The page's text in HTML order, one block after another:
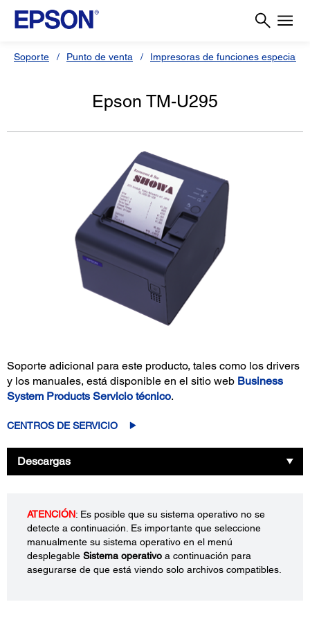
Soporte Punto de venta Impresoras de funciones especiales
Epson TM-U295
Soporte adicional para este producto, tales como los drivers
y los manuales, está disponible en el sitio web Business
System Products Servicio técnico.
CENTROS DE SERVICIO
Descargas
ATENCIÓN: Es posible que su sistema operativo no se
detecte a continuación. Es importante que seleccione
manualmente su sistema operativo en el menú
desplegable Sistema operativo a continuación para
asegurarse de que está viendo solo archivos compatibles.